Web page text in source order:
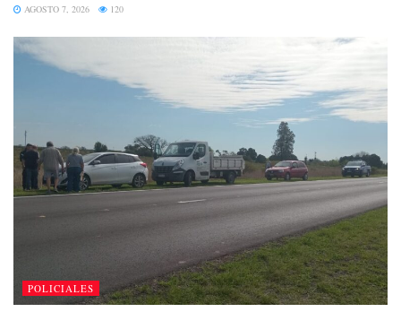
AGOSTO 7, 2026 120
POLICIALES